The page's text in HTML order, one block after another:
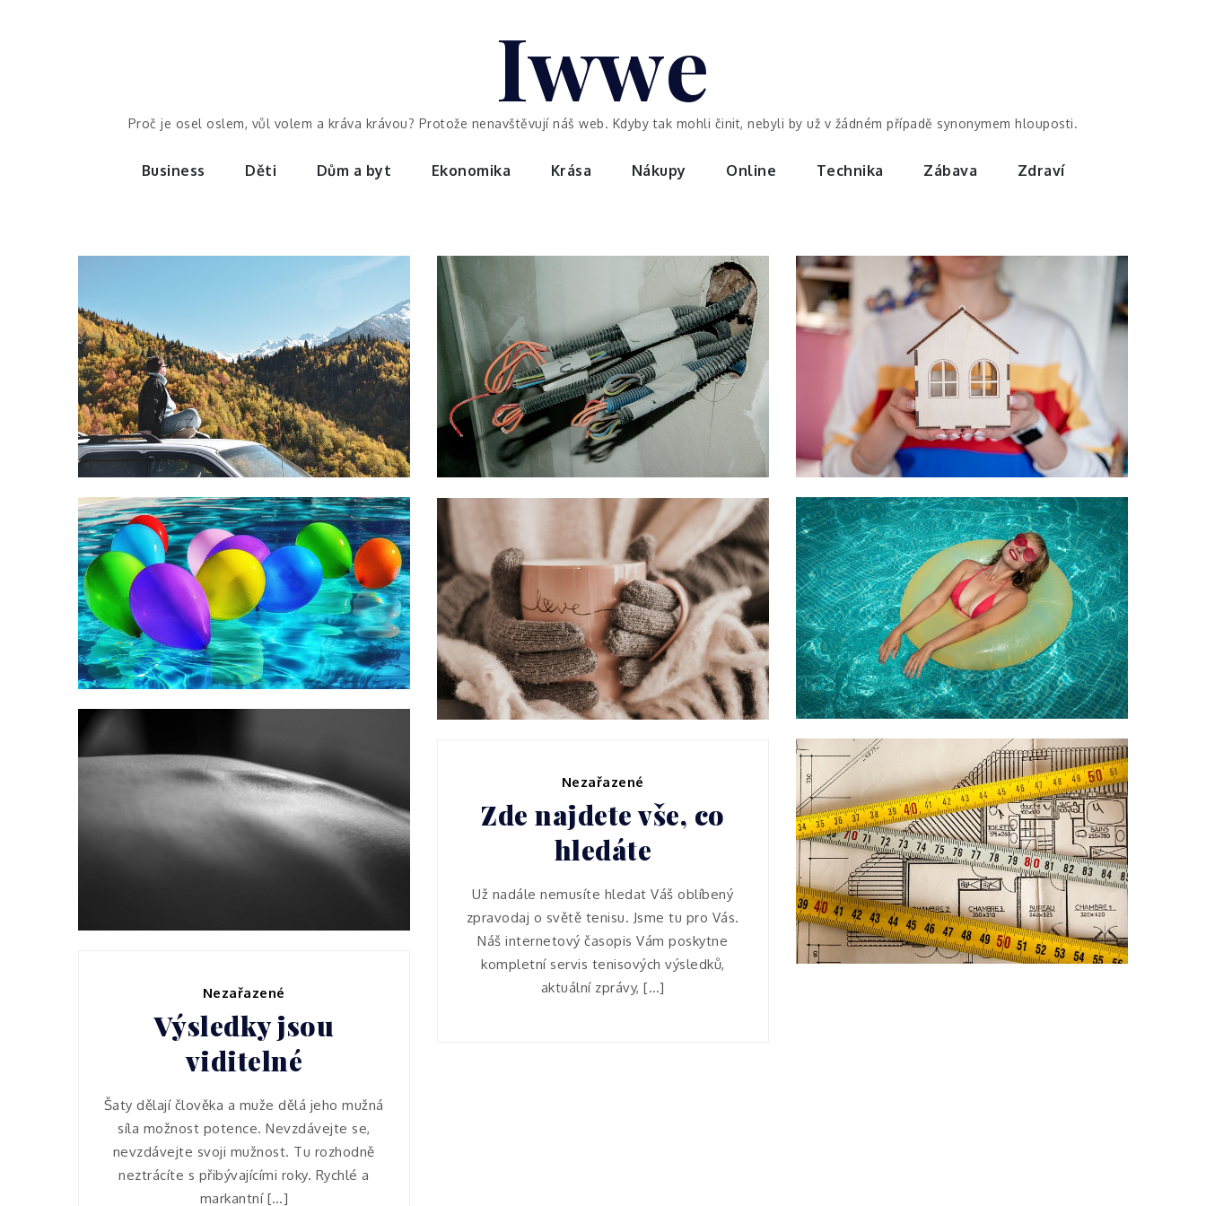
Iwwe
Proč je osel oslem, vůl volem a kráva krávou? Protože nenavštěvují náš web. Kdyby tak mohli činit, nebyli by už v žádném případě synonymem hlouposti.
Business Děti Dům a byt Ekonomika Krása Nákupy Online Technika Zábava Zdraví
Auta jsou v
horských
oblastech
potřebná
Rozhovor
ohledně
studování
Dům a byt
Bungalov 4+1
jako ideální
volba pro pár i
menší rodinu
Business
Pronájem party
stanu na svatbu
pro oslavu na
travnaté ploše
Nákupy
Zahradní bazén
pro pobavení
party přátel
Nákupy
Stylové rukavice
Nákupy
Žijte bez bolestí
Dům a byt
Architekt pro
lepší domov
Nezařazené
Zde najdete vše, co
hledáte
Už nadále nemusíte hledat Váš oblíbený
zpravodaj o světě tenisu. Jsme tu pro Vás.
Náš internetový časopis Vám poskytne
kompletní servis tenisových výsledků,
aktuální zprávy, […]
Nezařazené
Výsledky jsou
viditelné
Šaty dělají člověka a muže dělá jeho mužná
síla možnost potence. Nevzdávejte se,
nevzdávejte svoji mužnost. Tu rozhodně
neztrácíte s přibývajícími roky. Rychlé a
markantní […]